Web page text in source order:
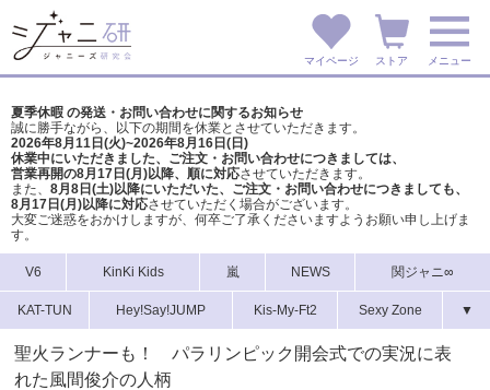
マイページ ストア メニュー
夏季休暇 の発送・お問い合わせに関するお知らせ
誠に勝手ながら、以下の期間を休業とさせていただきます。
2026年8月11日(火)~2026年8月16日(日)
休業中にいただきました、ご注文・お問い合わせにつきましては、
営業再開の8月17日(月)以降、順に対応させていただきます。
また、 8月8日(土)以降にいただいた、ご注文・ お問い合わせにつきましても、
8月17日(月)以降に対応させていただく場合がございます。
大変ご迷惑をおかけしますが、 何卒ご了承くださいますようお願い申し上げま
す。
V6 KinKi Kids 嵐 NEWS 関ジャニ∞
KAT-TUN Hey!Say!JUMP Kis-My-Ft2 Sexy Zone ▼
聖火ランナーも！ パラリンピック開会式での実況に表
れた風間俊介の人柄